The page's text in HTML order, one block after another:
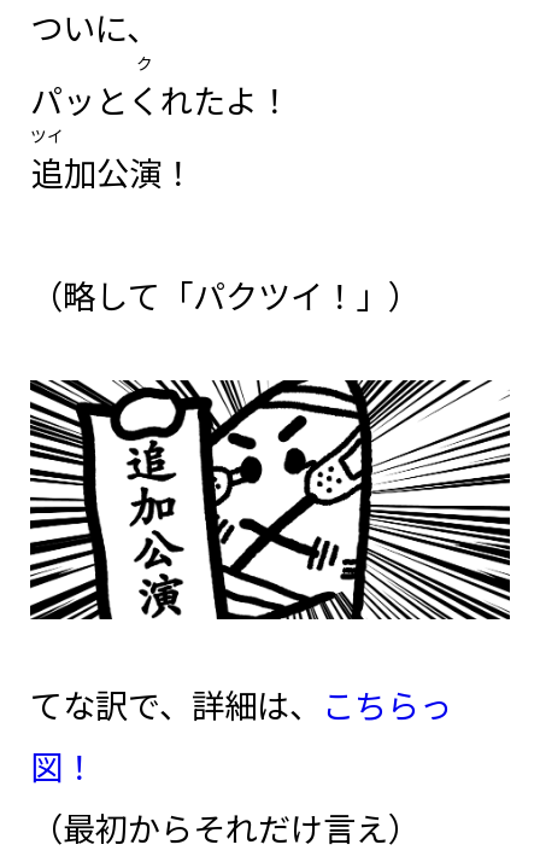
ついに、
パッと く
ク
れたよ！
追
ツイ
加公演！
（略して「パクツイ！」）
てな訳で、詳細は、 こちらっ
図！
（最初からそれだけ言え）